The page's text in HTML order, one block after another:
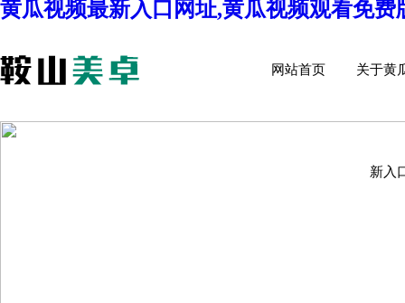
黄瓜视频最新入口网址,黄瓜视频观看免
网站首页 关于黄
新入